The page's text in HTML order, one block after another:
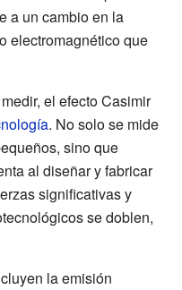
a un cambio en la
electromagnético que
el efecto Casimir
. No solo se mide
sino que
al diseñar y fabricar
significativas y
se doblen,
la emisión